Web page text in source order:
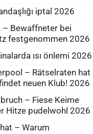
iptal 2026
Bewaffneter bei
festgenommen 2026
ısı önlemi 2026
– Rätselraten hat
neuen Klub! 2026
– Fiese Keime
Hitze pudelwohl 2026
– Warum